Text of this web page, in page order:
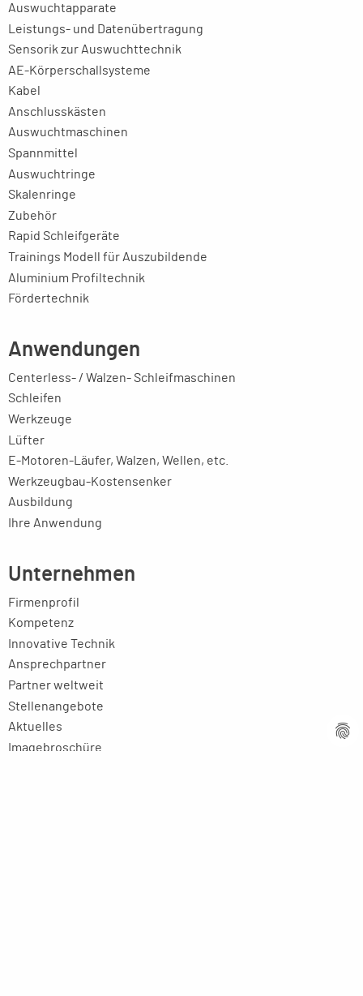
Auswuchtapparate
Leistungs- und Datenübertragung
Sensorik zur Auswuchttechnik
AE-Körperschallsysteme
Kabel
Anschlusskästen
Auswuchtmaschinen
Spannmittel
Auswuchtringe
Skalenringe
Zubehör
Rapid Schleifgeräte
Trainings Modell für Auszubildende
Aluminium Profiltechnik
Fördertechnik
Anwendungen
Centerless- / Walzen- Schleifmaschinen
Schleifen
Werkzeuge
Lüfter
E-Motoren-Läufer, Walzen, Wellen, etc.
Werkzeugbau-Kostensenker
Ausbildung
Ihre Anwendung
Unternehmen
Firmenprofil
Kompetenz
Innovative Technik
Ansprechpartner
Partner weltweit
Stellenangebote
Aktuelles
Imagebroschüre